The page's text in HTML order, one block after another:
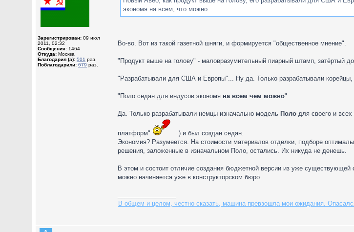
Зарегистрирован: 09 июл
2011, 02:32
Сообщения: 1464
Откуда: Москва
Благодарил (а): 501 раз.
Поблагодарили: 679 раз.
экономя на всем, что можно..........................
Во-во. Вот из такой газетной шняги, и формируется "общественное мнение".
"Продукт выше на голову" - маловразумительный пиарный штамп, затёртый
"Разрабатывали для США и Европы"... Ну да. Только разрабатывали
"Поло седан для индусов экономя на всем чем можно"
Да. Только разрабатывали немцы изначально модель Поло для своего и
платформ"
) и был создан седан.
Экономия? Разумеется. На стоимости материалов отделки, подборе
решения, заложенные в изначальном Поло, остались. Их никуда не денешь.
В этом и состоит отличие создания бюджетной версии из уже
можно начинается уже в конструкторском бюро.
В общем и целом, честно сказать, машина превзошла мои ожидания.